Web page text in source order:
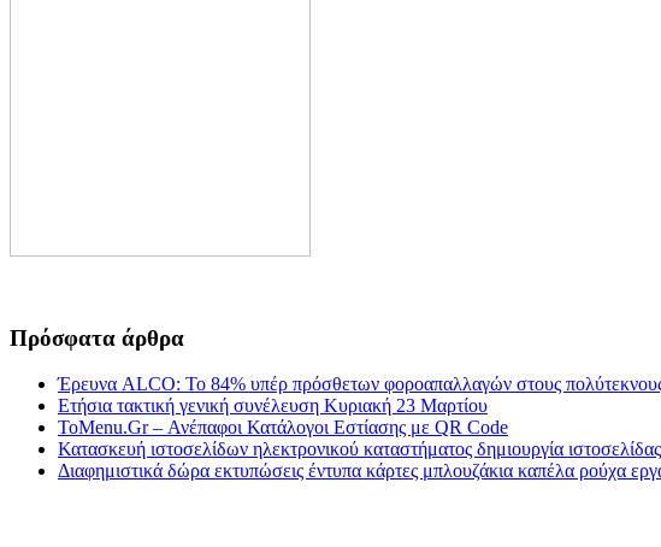
Πρόσφατα άρθρα
Έρευνα ALCO: Το 84% υπέρ πρόσθετων φοροαπαλλαγών στους
Ετήσια τακτική γενική συνέλευση Κυριακή 23 Μαρτίου
ToMenu.Gr – Ανέπαφοι Κατάλογοι Εστίασης με QR Code
Κατασκευή ιστοσελίδων ηλεκτρονικού καταστήματος δημιουργία
Διαφημιστικά δώρα εκτυπώσεις έντυπα κάρτες μπλουζάκια καπέλα ρούχα